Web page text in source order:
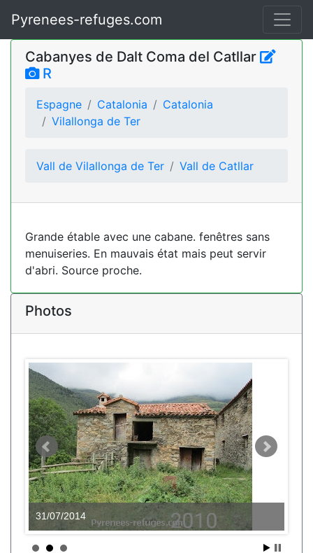
Pyrenees-refuges.com
Cabanyes de Dalt Coma del Catllar
R
Espagne Catalonia
Catalonia
Vilallonga de Ter
Vall de Vilallonga de Ter Vall de Catllar
Grande étable avec une cabane. fenêtres sans
menuiseries. En mauvais état mais peut servir
d'abri. Source proche.
Photos
31/07/2014